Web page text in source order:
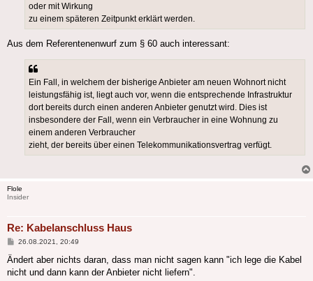
oder mit Wirkung
zu einem späteren Zeitpunkt erklärt werden.
Aus dem Referentenenwurf zum § 60 auch interessant:
Ein Fall, in welchem der bisherige Anbieter am neuen Wohnort nicht
leistungsfähig ist, liegt auch vor, wenn die entsprechende Infrastruktur
dort bereits durch einen anderen Anbieter genutzt wird. Dies ist
insbesondere der Fall, wenn ein Verbraucher in eine Wohnung zu
einem anderen Verbraucher
zieht, der bereits über einen Telekommunikationsvertrag verfügt.
Flole
Insider
Re: Kabelanschluss Haus
Beitrag
26.08.2021, 20:49
Ändert aber nichts daran, dass man nicht sagen kann "ich lege die Kabel
nicht und dann kann der Anbieter nicht liefern".